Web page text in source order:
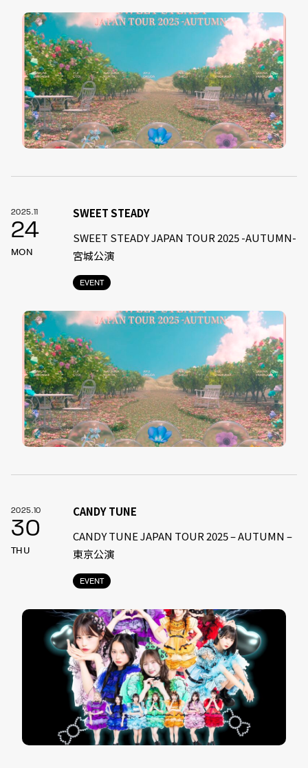
2025.11
24
MON
EVENT
SWEET STEADY
SWEET STEADY JAPAN TOUR 2025 -AUTUMN-
宮城公演
2025.10
30
THU
EVENT
CANDY TUNE
CANDY TUNE JAPAN TOUR 2025 – AUTUMN –
東京公演